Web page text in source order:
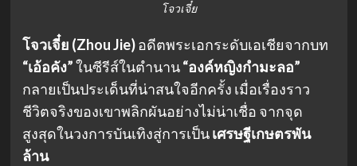
โจวเจี๋ย
โจวเจี๋ย (Zhou Jie)อดีตพระเอกระดับเอเชียจากบท
“เอ้อคัง”ในซีรีส์ในตำนาน“องค์หญิงกำมะลอ”
กลายเป็นประเด็นที่น่าสนใจอีกครั้ง เมื่อเรื่องราว
ชีวิตจริงของเขาพลิกผันอย่างไม่น่าเชื่อ จากจุด
สูงสุดในวงการบันเทิงสู่การเป็นเศรษฐีเกษตรพัน
ล้าน